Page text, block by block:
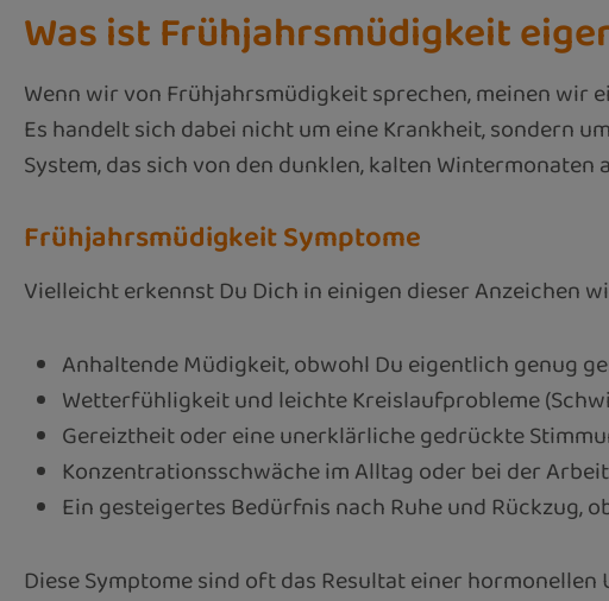
Was ist Frühjahrsmüdigkeit
Wenn wir von Frühjahrsmüdigkeit sprechen, meinen wir
Es handelt sich dabei nicht um eine Krankheit, sondern
System, das sich von den dunklen, kalten
Frühjahrsmüdigkeit Symptome
Vielleicht erkennst Du Dich in einigen dieser Anzeichen
Anhaltende Müdigkeit, obwohl Du eigentlich genug
Wetterfühligkeit und leichte Kreislaufprobleme
Gereiztheit oder eine unerklärliche gedrückte
Konzentrationsschwäche im Alltag oder bei der
Ein gesteigertes Bedürfnis nach Ruhe und Rückzug,
Diese Symptome sind oft das Resultat einer